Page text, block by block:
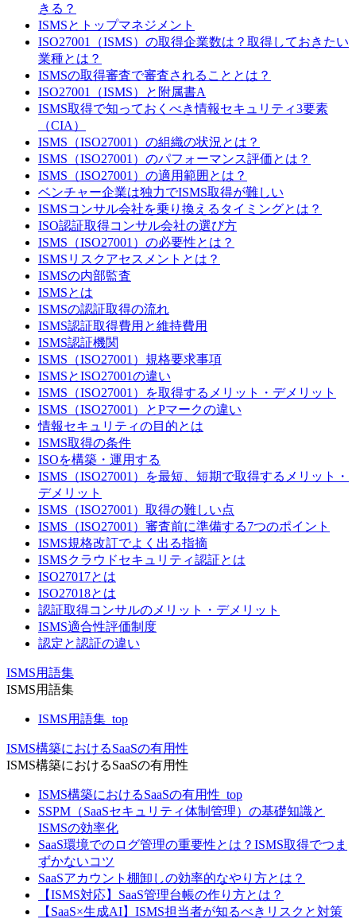
きる？
ISMSとトップマネジメント
ISO27001（ISMS）の取得企業数は？取得しておきたい
業種とは？
ISMSの取得審査で審査されることとは？
ISO27001（ISMS）と附属書A
ISMS取得で知っておくべき情報セキュリティ3要素
（CIA）
ISMS（ISO27001）の組織の状況とは？
ISMS（ISO27001）のパフォーマンス評価とは？
ISMS（ISO27001）の適用範囲とは？
ベンチャー企業は独力でISMS取得が難しい
ISMSコンサル会社を乗り換えるタイミングとは？
ISO認証取得コンサル会社の選び方
ISMS（ISO27001）の必要性とは？
ISMSリスクアセスメントとは？
ISMSの内部監査
ISMSとは
ISMSの認証取得の流れ
ISMS認証取得費用と維持費用
ISMS認証機関
ISMS（ISO27001）規格要求事項
ISMSとISO27001の違い
ISMS（ISO27001）を取得するメリット・デメリット
ISMS（ISO27001）とPマークの違い
情報セキュリティの目的とは
ISMS取得の条件
ISOを構築・運用する
ISMS（ISO27001）を最短、短期で取得するメリット・
デメリット
ISMS（ISO27001）取得の難しい点
ISMS（ISO27001）審査前に準備する7つのポイント
ISMS規格改訂でよく出る指摘
ISMSクラウドセキュリティ認証とは
ISO27017とは
ISO27018とは
認証取得コンサルのメリット・デメリット
ISMS適合性評価制度
認定と認証の違い
ISMS用語集
ISMS用語集
ISMS用語集_top
ISMS構築におけるSaaSの有用性
ISMS構築におけるSaaSの有用性
ISMS構築におけるSaaSの有用性_top
SSPM（SaaSセキュリティ体制管理）の基礎知識と
ISMSの効率化
SaaS環境でのログ管理の重要性とは？ISMS取得でつま
ずかないコツ
SaaSアカウント棚卸しの効率的なやり方とは？
【ISMS対応】SaaS管理台帳の作り方とは？
【SaaS×生成AI】ISMS担当者が知るべきリスクと対策